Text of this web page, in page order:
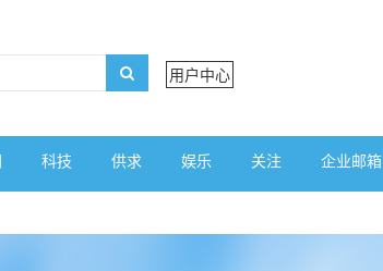
用户中心
科技 供求 娱乐 关注 企业邮箱